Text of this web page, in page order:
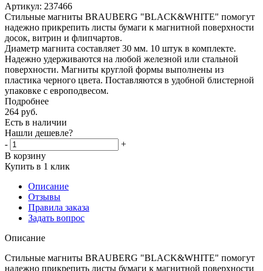
Артикул: 237466
Стильные магниты BRAUBERG "BLACK&WHITE" помогут
надежно прикрепить листы бумаги к магнитной поверхности
досок, витрин и флипчартов.
Диаметр магнита составляет 30 мм. 10 штук в комплекте.
Надежно удерживаются на любой железной или стальной
поверхности. Магниты круглой формы выполнены из
пластика черного цвета. Поставляются в удобной блистерной
упаковке с европодвесом.
Подробнее
264 руб.
Есть в наличии
Нашли дешевле?
-
+
В корзину
Купить в 1 клик
Описание
Отзывы
Правила заказа
Задать вопрос
Описание
Стильные магниты BRAUBERG "BLACK&WHITE" помогут
надежно прикрепить листы бумаги к магнитной поверхности